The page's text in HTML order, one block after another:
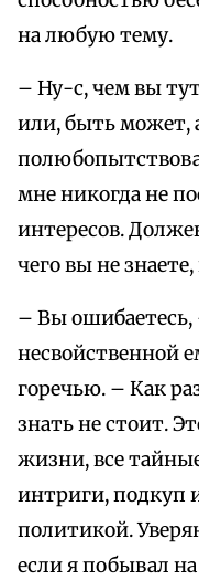
на любую тему.
– Ну-с, чем вы
или, быть может,
мне никогда не
интересов.
чего вы не
– Вы ошибаетесь,
несвойственной
горечью. – Как
знать не стоит.
жизни, все
интриги, подкуп
политикой.
если я побывал